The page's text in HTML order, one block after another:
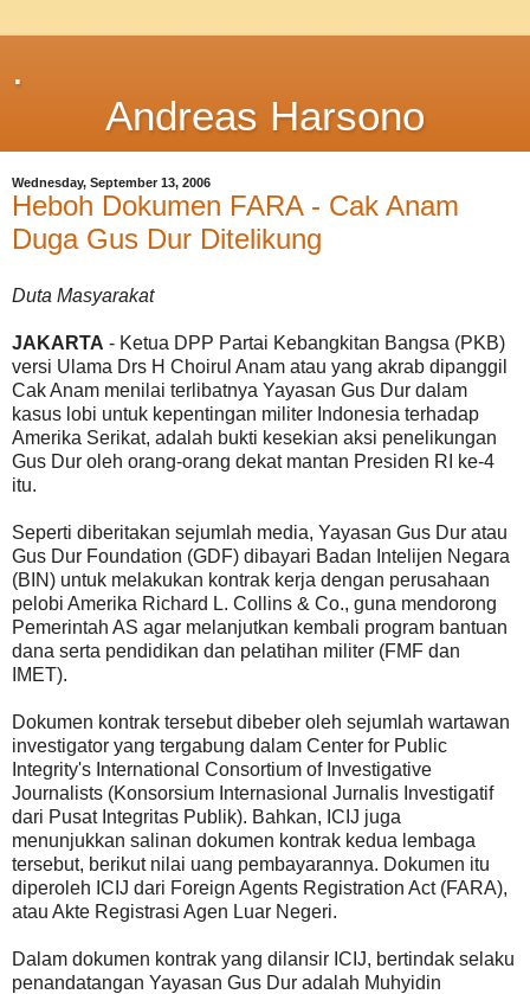
.
Andreas Harsono
Wednesday, September 13, 2006
Heboh Dokumen FARA - Cak Anam
Duga Gus Dur Ditelikung
Duta Masyarakat
JAKARTA - Ketua DPP Partai Kebangkitan Bangsa (PKB)
versi Ulama Drs H Choirul Anam atau yang akrab dipanggil
Cak Anam menilai terlibatnya Yayasan Gus Dur dalam
kasus lobi untuk kepentingan militer Indonesia terhadap
Amerika Serikat, adalah bukti kesekian aksi penelikungan
Gus Dur oleh orang-orang dekat mantan Presiden RI ke-4
itu.
Seperti diberitakan sejumlah media, Yayasan Gus Dur atau
Gus Dur Foundation (GDF) dibayari Badan Intelijen Negara
(BIN) untuk melakukan kontrak kerja dengan perusahaan
pelobi Amerika Richard L. Collins & Co., guna mendorong
Pemerintah AS agar melanjutkan kembali program bantuan
dana serta pendidikan dan pelatihan militer (FMF dan
IMET).
Dokumen kontrak tersebut dibeber oleh sejumlah wartawan
investigator yang tergabung dalam Center for Public
Integrity's International Consortium of Investigative
Journalists (Konsorsium Internasional Jurnalis Investigatif
dari Pusat Integritas Publik). Bahkan, ICIJ juga
menunjukkan salinan dokumen kontrak kedua lembaga
tersebut, berikut nilai uang pembayarannya. Dokumen itu
diperoleh ICIJ dari Foreign Agents Registration Act (FARA),
atau Akte Registrasi Agen Luar Negeri.
Dalam dokumen kontrak yang dilansir ICIJ, bertindak selaku
penandatangan Yayasan Gus Dur adalah Muhyidin